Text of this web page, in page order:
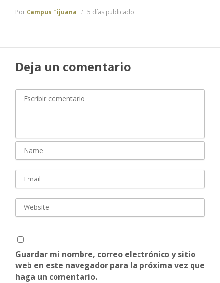
Por Campus Tijuana 5 días publicado
Deja un comentario
Guardar mi nombre, correo electrónico y sitio
web en este navegador para la próxima vez que
haga un comentario.